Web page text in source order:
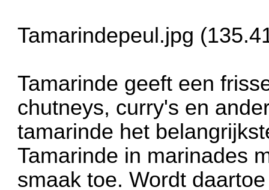
Tamarindepeul.jpg
Tamarinde geeft een
chutneys, curry's en
tamarinde het
Tamarinde in marinades
smaak toe. Wordt